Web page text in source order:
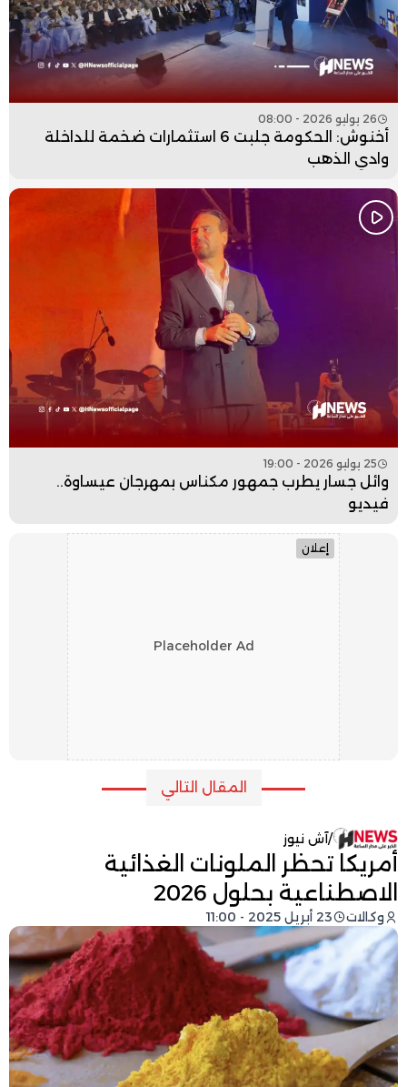
26 يوليو 2026 - 08:00
أخنوش: الحكومة جلبت 6 استثمارات ضخمة للداخلة
وادي الذهب
25 يوليو 2026 - 19:00
وائل جسار يطرب جمهور مكناس بمهرجان عيساوة..
فيديو
إعلان
Placeholder Ad
المقال التالي
/آش نيوز
أمريكا تحظر الملونات الغذائية
الاصطناعية بحلول 2026
وكالات 23 أبريل 2025 - 11:00